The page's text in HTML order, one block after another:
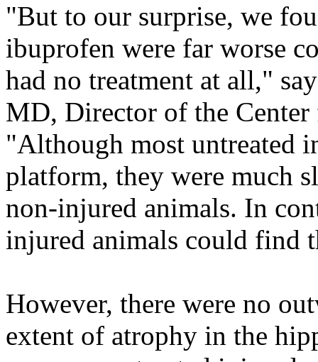
"But to our surprise, we
ibuprofen were far worse
had no treatment at all,"
MD, Director of the
"Although most untreated
platform, they were much
non-injured animals. In
injured animals could find
However, there were no
extent of atrophy in the